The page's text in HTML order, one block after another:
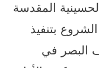
المقدسة
بتنفيذ
البصر في